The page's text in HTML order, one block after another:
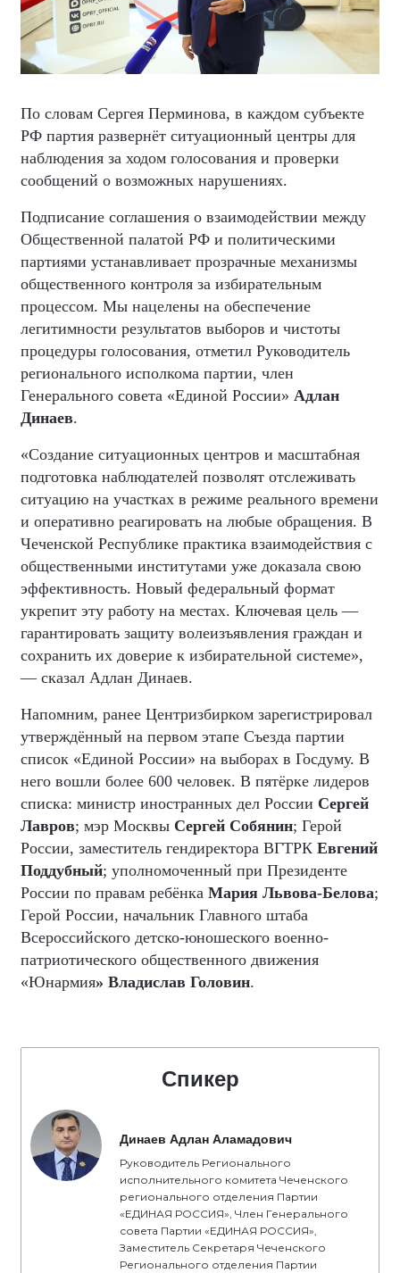
По словам Сергея Перминова, в каждом субъекте
РФ партия развернёт ситуационный центры для
наблюдения за ходом голосования и проверки
сообщений о возможных нарушениях.
Подписание соглашения о взаимодействии между
Общественной палатой РФ и политическими
партиями устанавливает прозрачные механизмы
общественного контроля за избирательным
процессом. Мы нацелены на обеспечение
легитимности результатов выборов и чистоты
процедуры голосования, отметил Руководитель
регионального исполкома партии, член
Генерального совета «Единой России» Адлан
Динаев.
«Создание ситуационных центров и масштабная
подготовка наблюдателей позволят отслеживать
ситуацию на участках в режиме реального времени
и оперативно реагировать на любые обращения. В
Чеченской Республике практика взаимодействия с
общественными институтами уже доказала свою
эффективность. Новый федеральный формат
укрепит эту работу на местах. Ключевая цель —
гарантировать защиту волеизъявления граждан и
сохранить их доверие к избирательной системе»,
— сказал Адлан Динаев.
Напомним, ранее Центризбирком зарегистрировал
утверждённый на первом этапе Съезда партии
список «Единой России» на выборах в Госдуму. В
него вошли более 600 человек. В пятёрке лидеров
списка: министр иностранных дел России Сергей
Лавров; мэр Москвы Сергей Собянин; Герой
России, заместитель гендиректора ВГТРК Евгений
Поддубный; уполномоченный при Президенте
России по правам ребёнка Мария Львова-Белова;
Герой России, начальник Главного штаба
Всероссийского детско-юношеского военно-
патриотического общественного движения
«Юнармия» Владислав Головин.
Спикер
Динаев Адлан Аламадович
Руководитель Регионального
исполнительного комитета Чеченского
регионального отделения Партии
«ЕДИНАЯ РОССИЯ», Член Генерального
совета Партии «ЕДИНАЯ РОССИЯ»,
Заместитель Секретаря Чеченского
Регионального отделения Партии